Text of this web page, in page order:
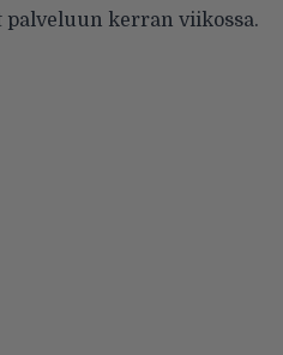
kerran viikossa.